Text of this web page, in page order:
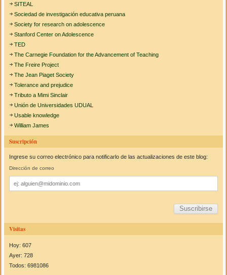
SITEAL
Sociedad de investigación educativa peruana
Society for research on adolescence
Stanford Center on Adolescence
TED
The Carnegie Foundation for the Advancement of Teaching
The Freire Project
The Jean Piaget Society
Tolerance and prejudice
Tributo a Mimi Sinclair
Unión de Universidades UDUAL
Usable knowledge
William James
Suscripción
Ingrese su correo electrónico para notificarlo de las actualizaciones de este blog:
Dirección de correo
Dirección
de
correo
Visitas
Hoy: 607
Ayer: 728
Todos: 6981086